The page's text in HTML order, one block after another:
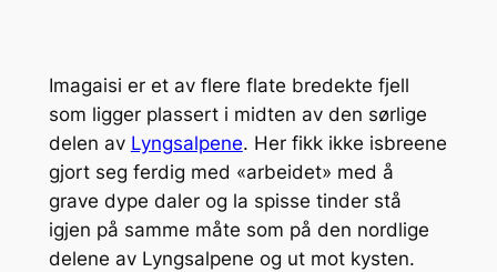
Imagaisi er et av flere flate bredekte fjell
som ligger plassert i midten av den sørlige
delen av Lyngsalpene. Her fikk ikke isbreene
gjort seg ferdig med «arbeidet» med å
grave dype daler og la spisse tinder stå
igjen på samme måte som på den nordlige
delene av Lyngsalpene og ut mot kysten.